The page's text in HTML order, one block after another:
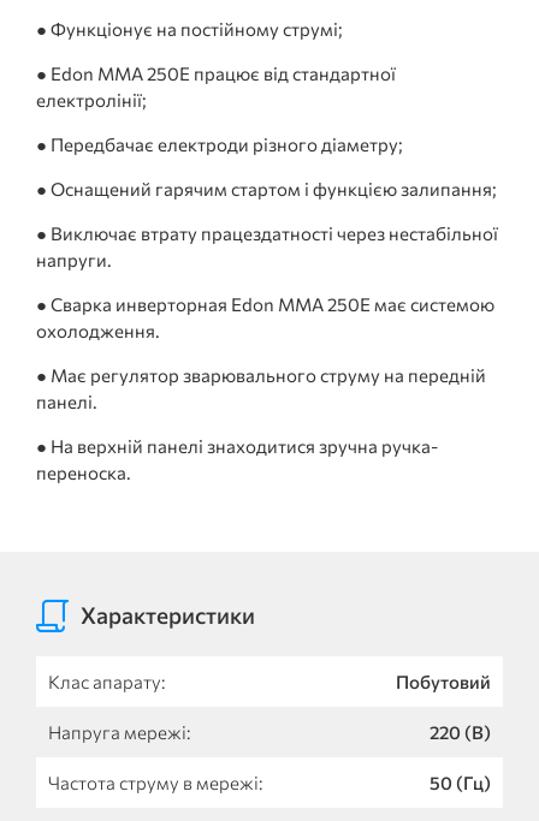
● Функціонує на постійному струмі;
● Edon MMA 250E працює від стандартної
електролінії;
● Передбачає електроди різного діаметру;
● Оснащений гарячим стартом і функцією залипання;
● Виключає втрату працездатності через нестабільної
напруги.
● Сварка инверторная Edon MMA 250E має системою
охолодження.
● Має регулятор зварювального струму на передній
панелі.
● На верхній панелі знаходитися зручна ручка-
переноска.
Характеристики
Клас апарату: Побутовий
Напруга мережі: 220 (В)
Частота струму в мережі: 50 (Гц)